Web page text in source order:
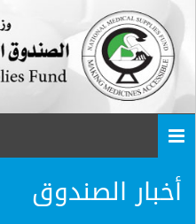
أخبار الصندوق